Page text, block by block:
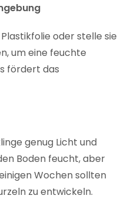
oder stelle sie
um eine feuchte
fördert das
genug Licht und
Boden feucht, aber
Wochen sollten
zu entwickeln.